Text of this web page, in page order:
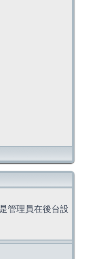
管理員在後台設